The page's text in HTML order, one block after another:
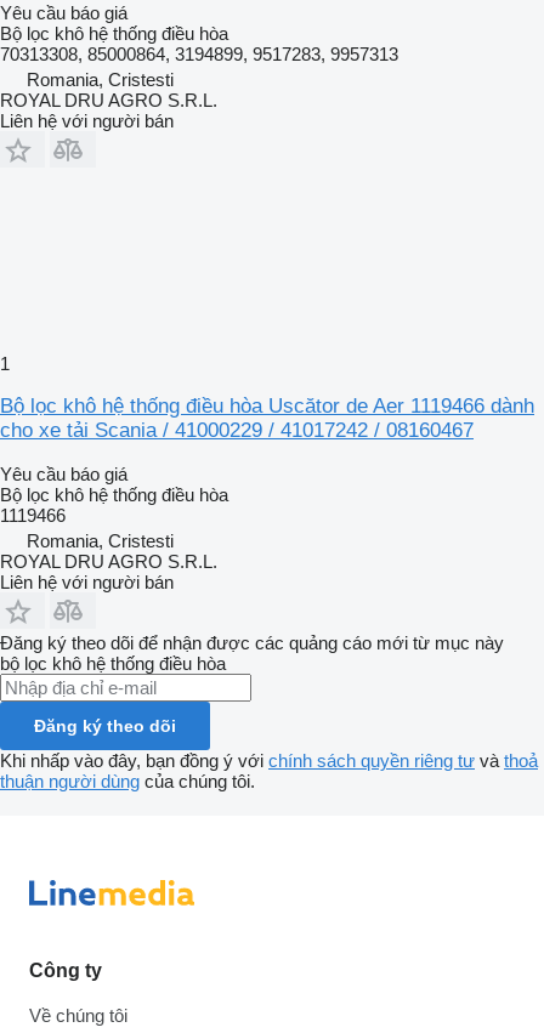
Yêu cầu báo giá
Bộ lọc khô hệ thống điều hòa
70313308, 85000864, 3194899, 9517283, 9957313
Romania, Cristesti
ROYAL DRU AGRO S.R.L.
Liên hệ với người bán
1
Bộ lọc khô hệ thống điều hòa Uscător de Aer 1119466 dành
cho xe tải Scania / 41000229 / 41017242 / 08160467
Yêu cầu báo giá
Bộ lọc khô hệ thống điều hòa
1119466
Romania, Cristesti
ROYAL DRU AGRO S.R.L.
Liên hệ với người bán
Đăng ký theo dõi để nhận được các quảng cáo mới từ mục này
bộ lọc khô hệ thống điều hòa
Đăng ký theo dõi
Khi nhấp vào đây, bạn đồng ý với chính sách quyền riêng tư và thoả
thuận người dùng của chúng tôi.
Công ty
Về chúng tôi